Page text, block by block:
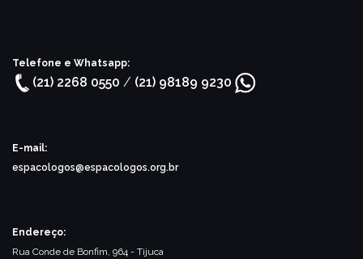
Telefone e Whatsapp:
(21) 2268 0550 / (21) 98189 9230
E-mail:
espacologos@espacologos.org.br
Endereço:
Rua Conde de Bonfim, 964 - Tijuca